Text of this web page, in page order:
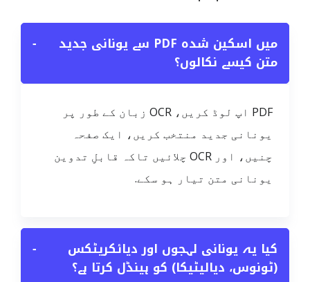
میں اسکین شدہ PDF سے یونانی جدید
متن کیسے نکالوں؟
−
PDF اپ لوڈ کریں، OCR زبان کے طور پر
یونانی جدید منتخب کریں، ایک صفحہ
چنیں، اور OCR چلائیں تاکہ قابلِ تدوین
یونانی متن تیار ہو سکے.
کیا یہ یونانی لہجوں اور دیائکریٹکس
(ٹونوس، دیالیٹیکا) کو ہینڈل کرتا ہے؟
−